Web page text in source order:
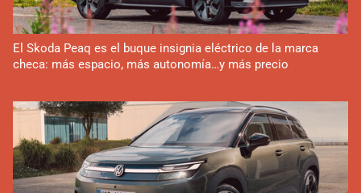
El Skoda Peaq es el buque insignia eléctrico de la marca
checa: más espacio, más autonomía…y más precio